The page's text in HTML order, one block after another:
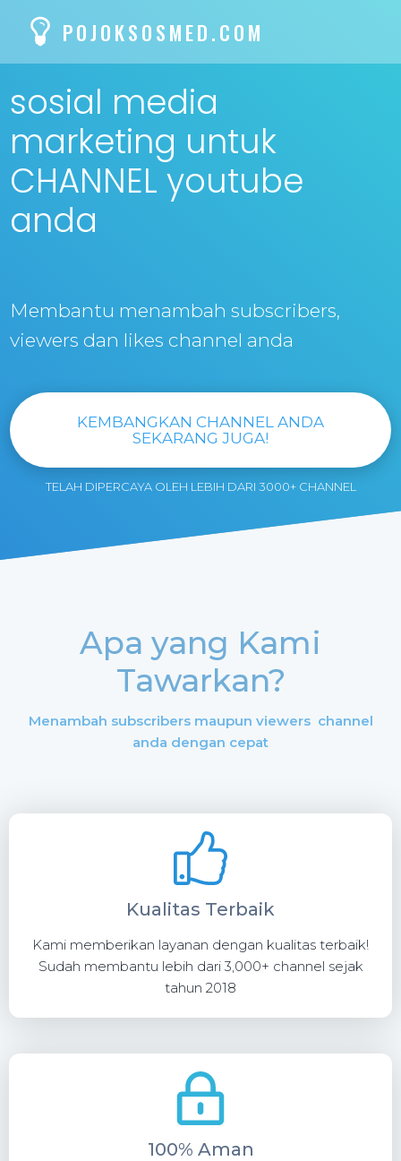
POJOKSOSMED.COM
sosial media
marketing untuk
CHANNEL youtube
anda
Membantu menambah subscribers,
viewers dan likes channel anda
KEMBANGKAN CHANNEL ANDA
SEKARANG JUGA!
TELAH DIPERCAYA OLEH LEBIH DARI 3000+ CHANNEL
Apa yang Kami
Tawarkan?
Menambah subscribers maupun viewers channel
anda dengan cepat
Kualitas Terbaik
Kami memberikan layanan dengan kualitas terbaik!
Sudah membantu lebih dari 3,000+ channel sejak
tahun 2018
100% Aman